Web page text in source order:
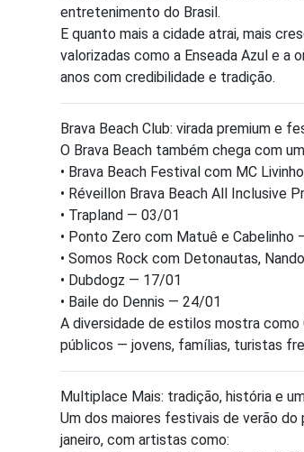
entretenimento do Brasil.
E quanto mais a cidade atrai, mais
valorizadas como a Enseada Azul e a
anos com credibilidade e tradição.
Brava Beach Club: virada premium e
O Brava Beach também chega com
• Brava Beach Festival com MC
• Réveillon Brava Beach All Inclusive
• Trapland — 03/01
• Ponto Zero com Matuê e Cabelinho
• Somos Rock com Detonautas,
• Dubdogz — 17/01
• Baile do Dennis — 24/01
A diversidade de estilos mostra
públicos — jovens, famílias, turistas
Multiplace Mais: tradição, história e
Um dos maiores festivais de verão
janeiro, com artistas como: